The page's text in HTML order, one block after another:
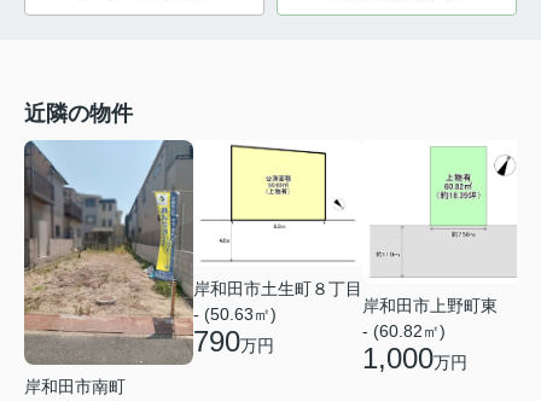
近隣の物件
岸和田市南町
岸和田市土生町８丁目
- (50.63㎡)
790万円
岸和田市上野町東
- (60.82㎡)
1,000万円